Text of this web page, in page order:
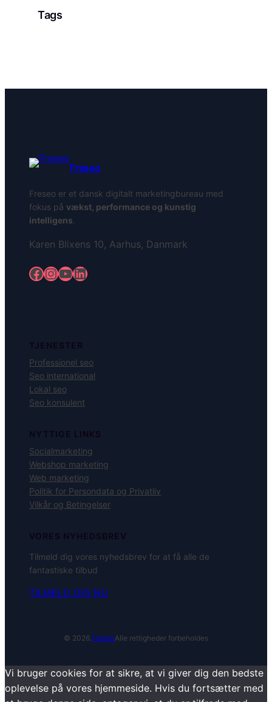
Tags
Freseo
Freseo er et dansk digitalt marketingbureau med
fokus på vækst, performance og kunstig
intelligens
Karen Blixens 10, Aarhus, Danmark
Facebook InstagramYouTube LinkedIn
Professionel seo
Seo international
Lokal seo
Seo konsulent
Socialmarketing
Webshop marketing
Web marketing
Politik for Persondata og Privatliv
Vilkår og Betingelser
Tilmeld dig vores nyhedsbrev for at få alle de
fantastiske tilbud
TILMELD DIG NU
© 2026.FreseoAlle rettigheder forbeholdes
Vi bruger cookies for at sikre, at vi giver dig den bedste
oplevelse på vores hjemmeside. Hvis du fortsætter med